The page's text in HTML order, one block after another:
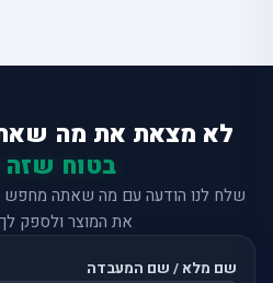
לא מצאת את מה
בטוח שזה
שלח לנו הודעה עם מה שאתה מחפש
את המוצר ולספק
שם מלא / שם המעבדה